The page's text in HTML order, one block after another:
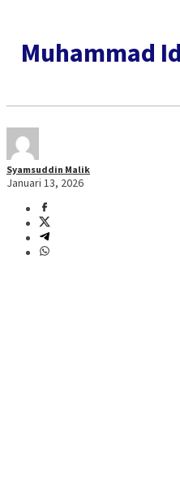
Muhammad
Syamsuddin Malik
Januari 13, 2026